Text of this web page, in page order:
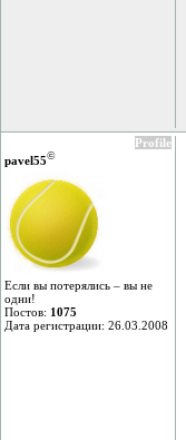
Profile
pavel55©
Если вы потерялись – вы не
одни!
Постов: 1075
Дата регистрации: 26.03.2008